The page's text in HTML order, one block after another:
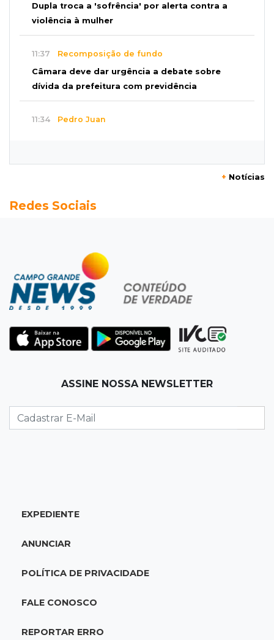
Dupla troca a 'sofrência' por alerta contra a
violência à mulher
11:37 Recomposição de fundo
Câmara deve dar urgência a debate sobre
dívida da prefeitura com previdência
11:34 Pedro Juan
Assembleia e Câmara farão audiência sobre
Rapaz é executado a tiros após apostar R$ 31
mil em jogo de sinuca
Procurada: Juju fugiu no bairro Tiradentes no
domingo de manhã
Operação Lívia
"escrava virtual", diz delegada
10:53Tentativa de feminicídio
afirma vítima durante júri do ex
Prefeitura retira projeto sobre leis tributárias
+ Notícias
Redes Sociais
ASSINE NOSSA NEWSLETTER
EXPEDIENTE
ANUNCIAR
POLÍTICA DE PRIVACIDADE
FALE CONOSCO
REPORTAR ERRO